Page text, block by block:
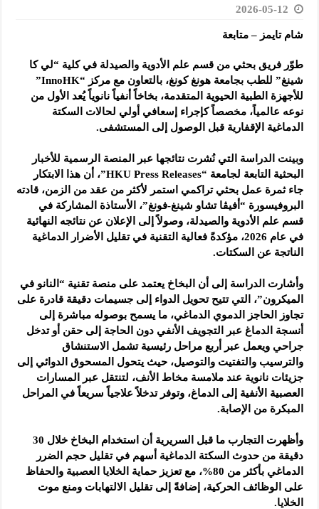
2026-05-12
شام تايمز – متابعة
طوّر فريق بحثي من قسم علم الأدوية والصيدلة في كلية “لي كا
شينغ” للطب بجامعة هونغ كونغ، بالتعاون مع مركز “InnoHK”
للأجهزة الطبية الحيوية المتقدمة، بخاخاً أنفياً نانوياً يُعد الأول من
نوعه عالمياً، مخصصاً كإجراء إسعافي أولي لحالات السكتة
الدماغية الإقفارية قبل الوصول إلى المستشفى.
وبينت الدراسة التي نُشرت نتائجها عبر المنصة الرسمية للأخبار
البحثية التابعة لجامعة “HKU Press Releases”، أن هذا الابتكار
جاء ثمرة عمل بحثي تراكمي استمر لأكثر من عقد من الزمن، قادته
البروفيسورة “أفيڤا تشاو شينغ-فونغ”، الأستاذة المشاركة في
قسم علم الأدوية والصيدلة، وصولاً إلى الإعلان عن نتائجه النهائية
في عام 2026، مؤكدةً فعالية التقنية في تقليل الأضرار الدماغية
الناتجة عن السكتات.
وأشارت الدراسة إلى أن البخاخ يعتمد على منصة تقنية “النانو في
الميكرون”، التي تتيح تحويل الدواء إلى جسيمات دقيقة قادرة على
تجاوز الحاجز الدموي الدماغي، ما يسمح بوصوله مباشرة إلى
أنسجة الدماغ عبر التجويف الأنفي دون الحاجة إلى حقن أو تدخل
جراحي ويعمل عبر أربع مراحل رئيسية تشمل الاستنشاق
والترسيب والتفتيت والتوصيل، حيث يتحول المسحوق الدوائي إلى
جزيئات نانوية عند ملامسة مخاط الأنف، لتنتقل عبر المسارات
العصبية الأنفية إلى الدماغ، وتوفر تدخلاً علاجياً سريعاً في المراحل
المبكرة من الإصابة.
وأظهرت التجارب ما قبل السريرية أن استخدام البخاخ خلال 30
دقيقة من حدوث السكتة الدماغية أسهم في تقليل حجم الضرر
الدماغي بأكثر من 80%، مع تعزيز حماية الخلايا العصبية والحفاظ
على الوظائف الحركية، إضافةً إلى تقليل الالتهابات ومنع موت
الخلايا.